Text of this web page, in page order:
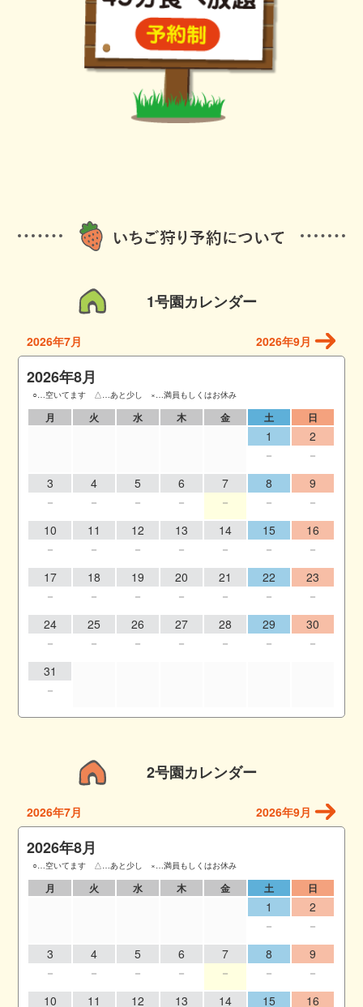
1号園カレンダー
○…空いてます △…あと少し ×…満員もしくはお休み
2026年8月
2026年7月 2026年9月
月 火 水 木 金 土 日
1
－
2
－
3
－
4
－
5
－
6
－
7
－
8
－
9
－
10
－
11
－
12
－
13
－
14
－
15
－
16
－
17
－
18
－
19
－
20
－
21
－
22
－
23
－
24
－
25
－
26
－
27
－
28
－
29
－
30
－
31
－
2号園カレンダー
○…空いてます △…あと少し ×…満員もしくはお休み
2026年8月
2026年7月 2026年9月
月 火 水 木 金 土 日
1
－
2
－
3
－
4
－
5
－
6
－
7
－
8
－
9
－
10
11 12 13 14 15 16